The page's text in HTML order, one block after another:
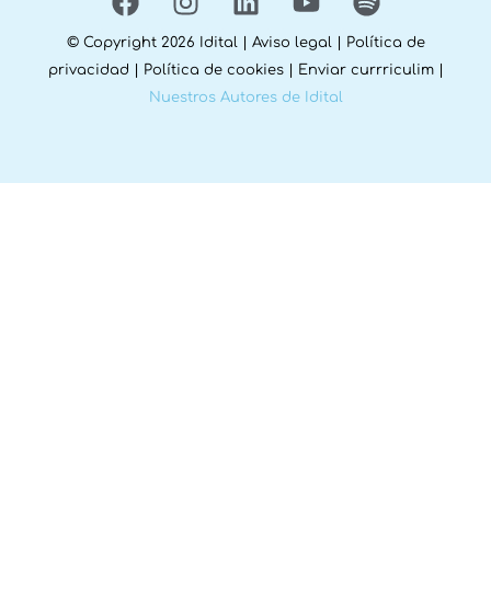
© Copyright 2026 Idital | Aviso legal|
Política de
privacidad
Política de cookies| Enviar currriculim|
Nuestros Autores de Idital